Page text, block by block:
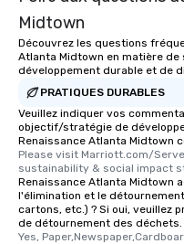
Midtown
Découvrez les questions
Atlanta Midtown en matière
développement durable et de
PRATIQUES DURABLES
Veuillez indiquer vos
objectif/stratégie de
Renaissance Atlanta Midtown
Please visit Marriott.com/
sustainability & social impact
Renaissance Atlanta Midtown
l'élimination et le
cartons, etc.) ? Si oui, veuillez
de détournement des déchets.
Yes,